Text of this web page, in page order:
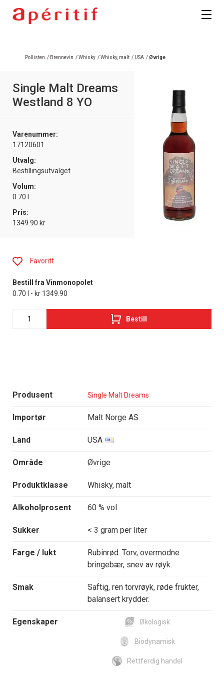
Pollisten / Brennevin /Whisky /Whisky, malt / USA /Øvrige
Single Malt Dreams
Westland 8 YO
Varenummer:
17120601
Utvalg:
Bestillingsutvalget
Volum:
0.70 l
Pris:
1349.90 kr
Produsent Single Malt Dreams
Importør Malt Norge AS
Land USA
Område Øvrige
Produktklasse Whisky, malt
Alkoholprosent 60 % vol.
Sukker < 3 gram per liter
Farge / lukt
Rubinrød. Torv, overmodne
bringebær, snev av røyk.
Smak
Saftig, ren torvrøyk, røde frukter,
balansert krydder.
Egenskaper Økologisk
Biodynamisk
Rettferdig handel
Favoritt
Bestill fra Vinmonopolet
0.70 l - kr 1349.90
Bestill